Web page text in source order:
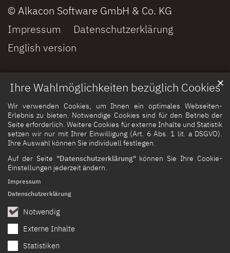
Ihre Wahlmöglichkeiten bezüglich Cookies
Wir verwenden Cookies, um Ihnen ein optimales Webseiten-
Erlebnis zu bieten. Notwendige Cookies sind für den Betrieb der
Seite erforderlich. Weitere Cookies für externe Inhalte und Statistik
setzen wir nur mit Ihrer Einwilligung (Art. 6 Abs. 1 lit. a DSGVO).
Ihre Auswahl können Sie individuell festlegen.
Auf der Seite "Datenschutzerklärung"können Sie Ihre Cookie-
Einstellungen jederzeit ändern.
Notwendig
Externe Inhalte
Statistiken
✕
Impressum
Datenschutzerklärung
© Alkacon Software GmbH & Co. KG
Impressum
Datenschutzerklärung
English version